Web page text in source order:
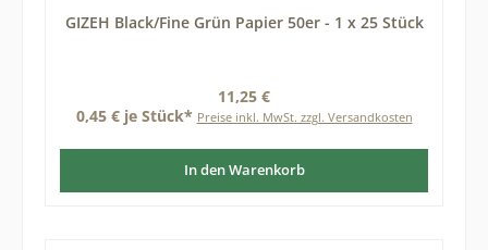
GIZEH Black/Fine Grün Papier 50er - 1 x 25 Stück
Regulärer Preis:
11,25 €
0,45 € je Stück* Preise inkl. MwSt. zzgl. Versandkosten
In den Warenkorb